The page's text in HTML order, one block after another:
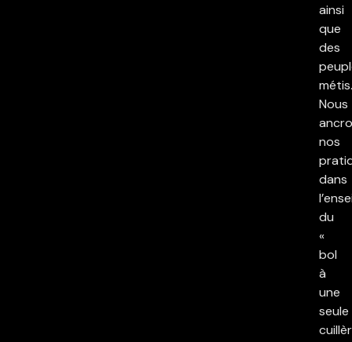
ainsi
que
des
métis.
Nous
nos
dans
du
«
bol
à
une
seule